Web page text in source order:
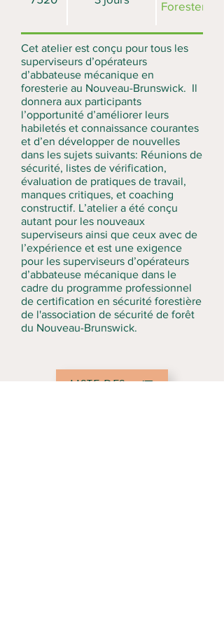
Foresterie
Cet atelier est conçu pour tous les
superviseurs d’opérateurs
d’abbateuse mécanique en
foresterie au Nouveau-Brunswick. Il
donnera aux participants
l’opportunité d’améliorer leurs
habiletés et connaissance courantes
et d’en développer de nouvelles
dans les sujets suivants: Réunions de
sécurité, listes de vérification,
évaluation de pratiques de travail,
manques critiques, et coaching
constructif. L’atelier a été conçu
autant pour les nouveaux
superviseurs ainsi que ceux avec de
l’expérience et est une exigence
pour les superviseurs d’opérateurs
d’abbateuse mécanique dans le
cadre du programme professionnel
de certification en sécurité forestière
de l'association de sécurité de forêt
du Nouveau-Brunswick.
LISTE DES COURS